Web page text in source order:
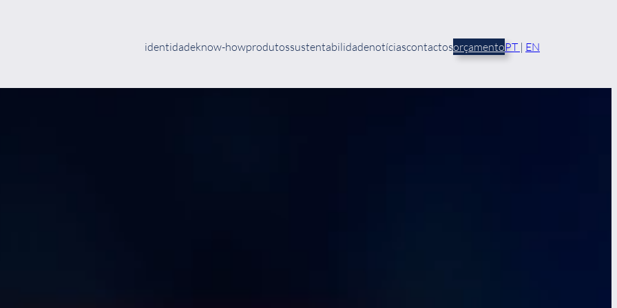
identidadeknow-howprodutossustentabilidadenotíciascontactosorçamentoPT | EN